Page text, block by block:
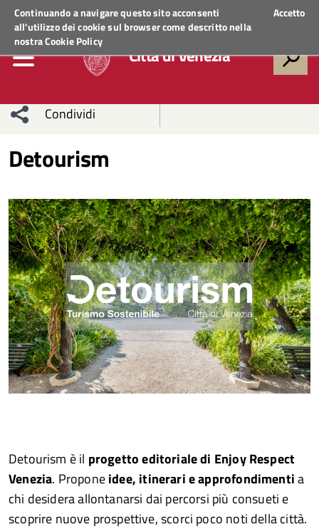
Continuando a navigare questo sito acconsenti
all'utilizzo dei cookie sul browser come descritto nella
nostraCookie Policy
Accetto
Regione VenetoACCEDI AI SERVIZI
Città di Venezia
Condividi
network
Condividi
Facebook
su
Twitter
Condividi
su
Facebook
Condividi
su
Whatsapp
Detourism
Detourism è il progetto editoriale di Enjoy Respect
Venezia. Proponeidee, itinerari e approfondimentia
chi desidera allontanarsi dai percorsi più consueti e
scoprire nuove prospettive, scorci poco noti della città.